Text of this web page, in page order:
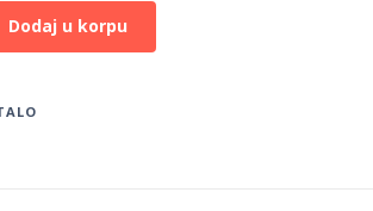
Dodaj u korpu